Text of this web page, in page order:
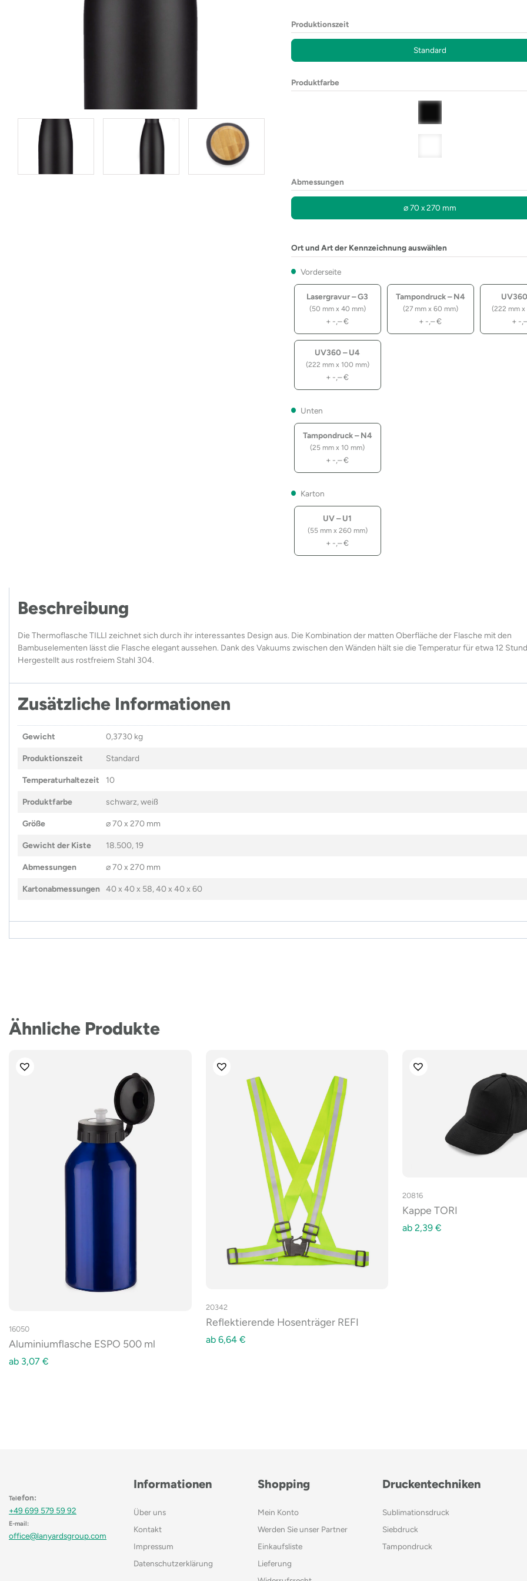
Produktionszeit
Standard
Produktfarbe
Abmessungen
⌀ 70 x 270 mm
Ort und Art der Kennzeichnung auswählen
Vorderseite
Lasergravur – G3
(50 mm x 40 mm)
+ -,–€
Tampondruck – N4
(27 mm x 60 mm)
+ -,–€
(222 mm x
+ -
UV360 – U4
(222 mm x 100 mm)
+ -,–€
Unten
Tampondruck – N4
(25 mm x 10 mm)
+ -,–€
Karton
UV – U1
(55 mm x 260 mm)
+ -,–€
Beschreibung
Die Thermoflasche TILLI zeichnet sich durch ihr interessantes Design aus. Die Kombination der matten Oberfläche der Flasche mit den
Bambuselementen lässt die Flasche elegant aussehen. Dank des Vakuums zwischen den Wänden hält sie die Temperatur für etwa 12
Hergestellt aus rostfreiem Stahl 304.
Zusätzliche Informationen
Gewicht 0,3730 kg
Produktionszeit Standard
Temperaturhaltezeit 10
Produktfarbe schwarz, weiß
Größe ⌀ 70 x 270 mm
Gewicht der Kiste 18.500, 19
Abmessungen ⌀ 70 x 270 mm
Kartonabmessungen 40 x 40 x 58, 40 x 40 x 60
Ähnliche Produkte
16050
Aluminiumflasche ESPO 500 ml
ab 3,07 €
20342
Reflektierende Hosenträger REFI
ab 6,64 €
20816
Kappe TORI
ab 2,39 €
Telefon:
+49 699 579 59 92
E-mail:
office@lanyardsgroup.com
Informationen
Über uns
Kontakt
Impressum
Datenschutzerklärung
Shopping
Mein Konto
Werden Sie unser Partner
Einkaufsliste
Lieferung
Druckentechniken
Sublimationsdruck
Siebdruck
Tampondruck